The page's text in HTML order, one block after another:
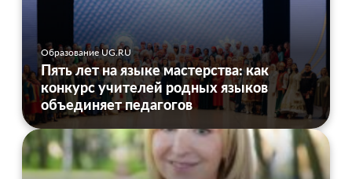
Образование UG.RU
Пять лет на языке мастерства: как
конкурс учителей родных языков
объединяет педагогов